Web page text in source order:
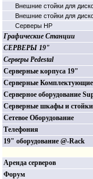
Внешние стойки для
Внешние стойки для
Серверы HP
Графические Станции
СЕРВЕРЫ 19"
Серверы Pedestal
Серверные корпуса 19"
Серверные Комплектующие
Серверное оборудование
Серверные шкафы и
Сетевое Оборудование
Телефония
19" оборудование @-Rack
Аренда серверов
Форум